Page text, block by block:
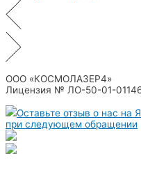
ООО «КОСМОЛАЗЕР4»
Лицензия № ЛО-50-01-
Оставьте отзыв о нас на
при следующем обращении